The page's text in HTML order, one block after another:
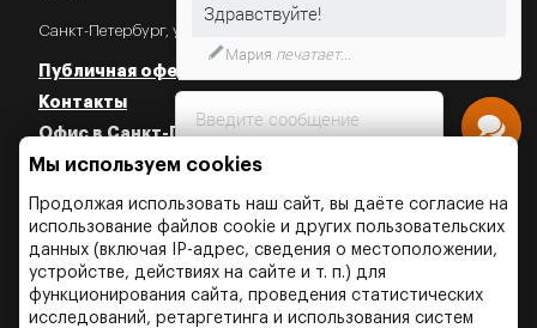
Санкт-Петербург, ул. Некрасова, 18.
Публичная оферта
Контакты
Офис в Санкт-Петербурге
Политика конфиденциальности
Политика об использовании Cookies
Политика об обработки персональных данных
Мы используем cookies
Продолжая использовать наш сайт, вы даёте согласие на
использование файлов cookie и других пользовательских
данных (включая IP-адрес, сведения о местоположении,
устройстве, действиях на сайте и т. п.) для
функционирования сайта, проведения статистических
исследований, ретаргетинга и использования систем
Введите сообщение
Здравствуйте!
Мария печатает...